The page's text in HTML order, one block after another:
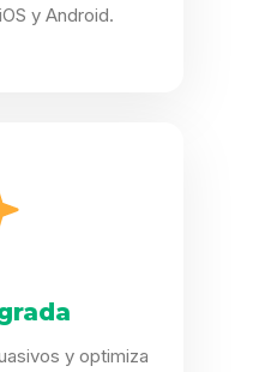
y Android.
y optimiza